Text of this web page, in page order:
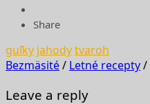
Share
guľky jahodytvaroh
Bezmäsité/ Letné recepty/
Leave a reply